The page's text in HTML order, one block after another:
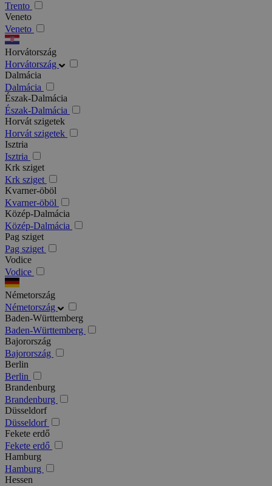
Trento
Veneto
Veneto
Horvátország
Horvátország
Dalmácia
Dalmácia
Észak-Dalmácia
Észak-Dalmácia
Horvát szigetek
Horvát szigetek
Isztria
Isztria
Krk sziget
Krk sziget
Kvarner-öböl
Kvarner-öböl
Közép-Dalmácia
Közép-Dalmácia
Pag sziget
Pag sziget
Vodice
Vodice
Németország
Németország
Baden-Württemberg
Baden-Württemberg
Bajorország
Bajorország
Berlin
Berlin
Brandenburg
Brandenburg
Düsseldorf
Düsseldorf
Fekete erdő
Fekete erdő
Hamburg
Hamburg
Hessen